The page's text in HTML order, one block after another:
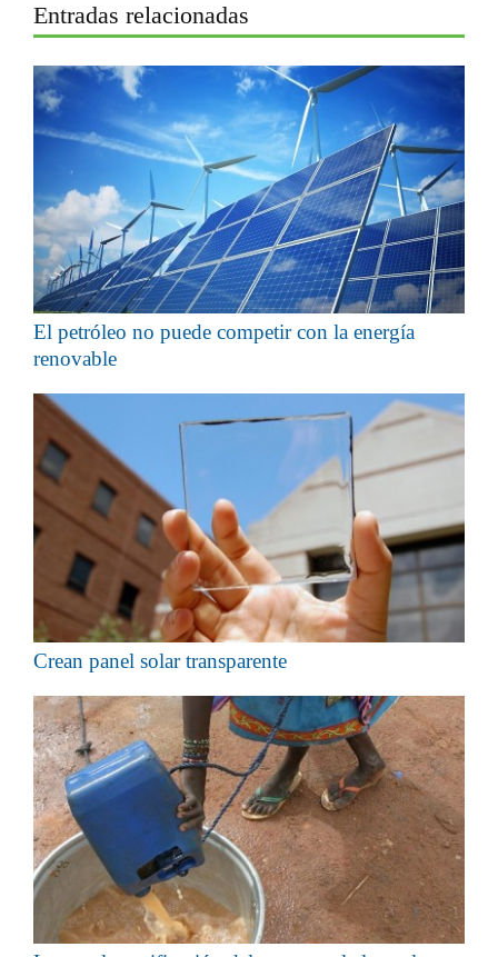
Entradas relacionadas
El petróleo no puede competir con la energía
renovable
Crean panel solar transparente